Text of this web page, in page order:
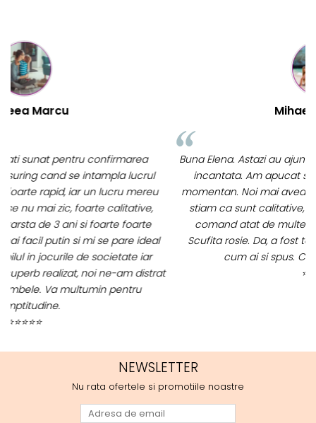
Buna Elena. Astazi au ajuns jocurile. Fetita mea este super
incantata. Am apucat sa deschidem unul dintre ele
momentan. Noi mai aveam un joc de la aceasta firma si
stiam ca sunt calitative, de aceea am si avut curaj sa
comand atat de multe. Primul deschis a fost cel cu
Scufita rosie. Da, a fost totul ok. Au ajuns repede, dupa
cum ai si spus. Cutiile au ajuns cu bine.
⭐⭐⭐⭐⭐
NEWSLETTER
Nu rata ofertele si promotiile noastre